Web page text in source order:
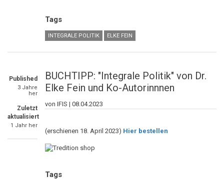
Tags
INTEGRALE POLITIK ELKE FEIN
Published
3 Jahre
her
Zuletzt
aktualisiert
1 Jahr her
BUCHTIPP: "Integrale Politik" von Dr.
Elke Fein und Ko-Autorinnnen
von IFIS | 08.04.2023
(erschienen 18. April 2023) Hier bestellen
Tags